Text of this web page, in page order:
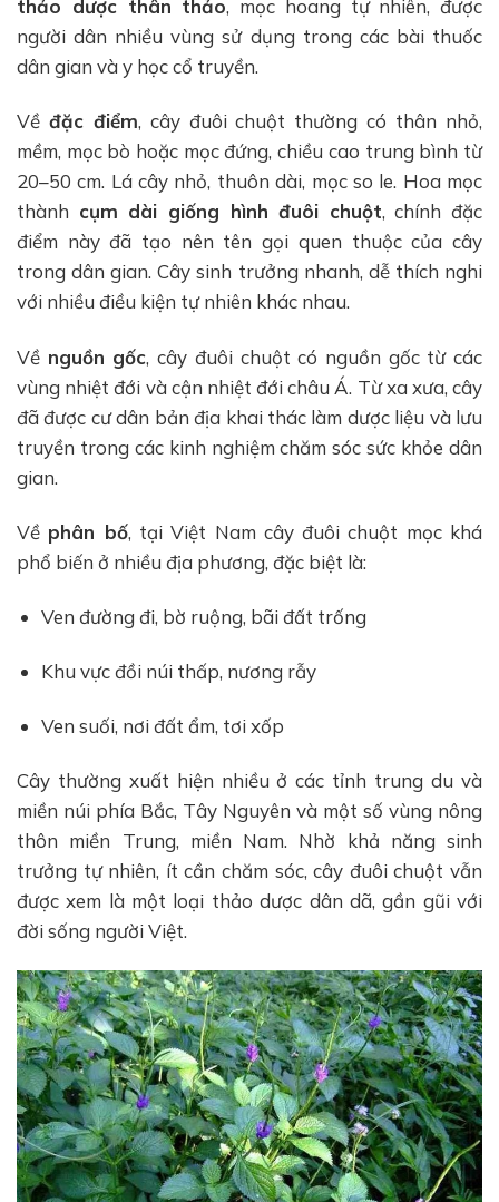
thảo dược thân thảo, mọc hoang tự nhiên, được
người dân nhiều vùng sử dụng trong các bài thuốc
dân gian và y học cổ truyền.
Về đặc điểm, cây đuôi chuột thường có thân nhỏ,
mềm, mọc bò hoặc mọc đứng, chiều cao trung bình từ
20–50 cm. Lá cây nhỏ, thuôn dài, mọc so le. Hoa mọc
thành cụm dài giống hình đuôi chuột, chính đặc
điểm này đã tạo nên tên gọi quen thuộc của cây
trong dân gian. Cây sinh trưởng nhanh, dễ thích nghi
với nhiều điều kiện tự nhiên khác nhau.
Về nguồn gốc, cây đuôi chuột có nguồn gốc từ các
vùng nhiệt đới và cận nhiệt đới châu Á. Từ xa xưa, cây
đã được cư dân bản địa khai thác làm dược liệu và lưu
truyền trong các kinh nghiệm chăm sóc sức khỏe dân
gian.
Về phân bố, tại Việt Nam cây đuôi chuột mọc khá
phổ biến ở nhiều địa phương, đặc biệt là:
Ven đường đi, bờ ruộng, bãi đất trống
Khu vực đồi núi thấp, nương rẫy
Ven suối, nơi đất ẩm, tơi xốp
Cây thường xuất hiện nhiều ở các tỉnh trung du và
miền núi phía Bắc, Tây Nguyên và một số vùng nông
thôn miền Trung, miền Nam. Nhờ khả năng sinh
trưởng tự nhiên, ít cần chăm sóc, cây đuôi chuột vẫn
được xem là một loại thảo dược dân dã, gần gũi với
đời sống người Việt.